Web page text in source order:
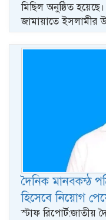
মিছিল অনুষ্ঠিত
জামায়াতে ইসলামীর
দৈনিক মানবকন্ঠ
হিসেবে নিয়োগ
স্টাফ রিপোর্ট:জাতীয়